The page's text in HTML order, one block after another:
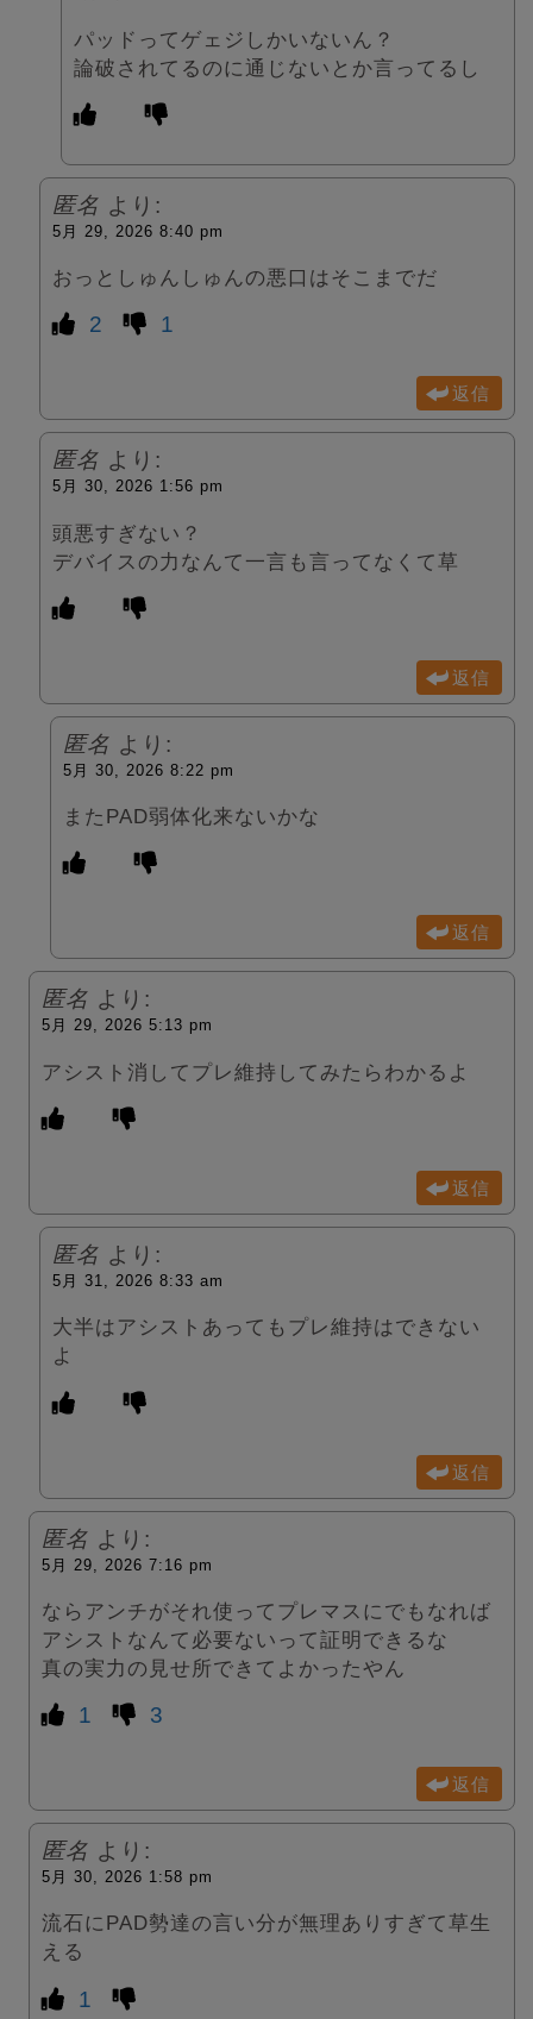
パッドってゲェジしかいないん？
論破されてるのに通じないとか言ってるし
匿名 より:
5月 29, 2026 8:40 pm
おっとしゅんしゅんの悪口はそこまでだ
2 1
返信
匿名 より:
5月 30, 2026 1:56 pm
頭悪すぎない？
デバイスの力なんて一言も言ってなくて草
返信
匿名 より:
5月 30, 2026 8:22 pm
またPAD弱体化来ないかな
返信
匿名 より:
5月 29, 2026 5:13 pm
アシスト消してプレ維持してみたらわかるよ
返信
匿名 より:
5月 31, 2026 8:33 am
大半はアシストあってもプレ維持はできない
よ
返信
匿名 より:
5月 29, 2026 7:16 pm
ならアンチがそれ使ってプレマスにでもなれば
アシストなんて必要ないって証明できるな
真の実力の見せ所できてよかったやん
1 3
返信
匿名 より:
5月 30, 2026 1:58 pm
流石にPAD勢達の言い分が無理ありすぎて草生
える
1